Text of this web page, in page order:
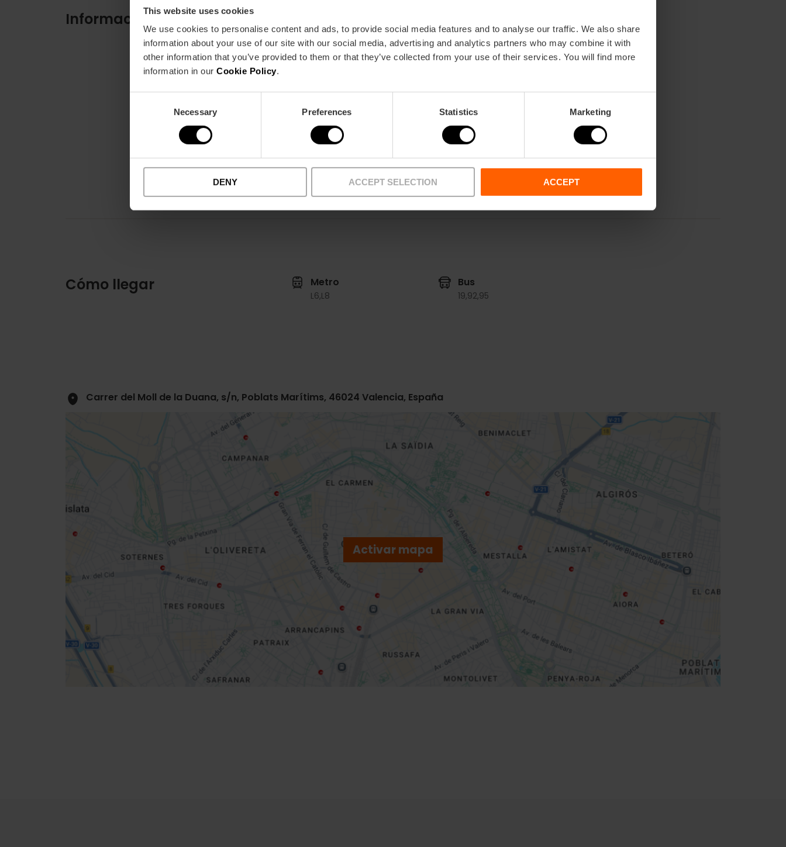
This website uses cookies
We use cookies to personalise content and ads, to provide social media features and to analyse our traffic. We also share
information about your use of our site with our social media, advertising and analytics partners who may combine it with
other information that you’ve provided to them or that they’ve collected from your use of their services. You will find more
information in our Cookie Policy.
Necessary Preferences Statistics Marketing
DENY ACCEPT SELECTION ACCEPT
Información práctica
15/08/2025 - 15/08/2025
Horarios
A las 17:00 h.
Entrada VIP: 120 €.
Entrada VIP Latino: 150 €.
Cómo llegar Metro
L6,L8
Bus
19,92,95
Carrer del Moll de la Duana, s/n, Poblats Marítims, 46024 Valencia, España
Activar mapa
Cómo llegar
sidebar